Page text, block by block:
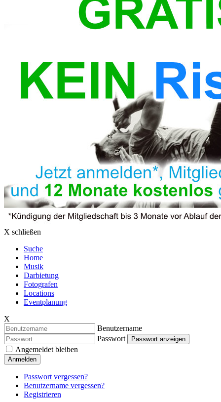
X schließen
Suche
Home
Musik
Darbietung
Fotografen
Locations
Eventplanung
X
Benutzername
Passwort
Passwort anzeigen
Angemeldet bleiben
Anmelden
Passwort vergessen?
Benutzername vergessen?
Registrieren